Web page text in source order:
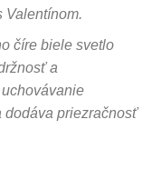
Valentínom.
číre biele svetlo
a
dodáva priezračnosť